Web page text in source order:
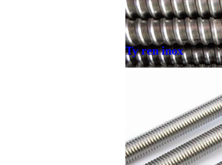
Bulong lục giác
Ty ren inox